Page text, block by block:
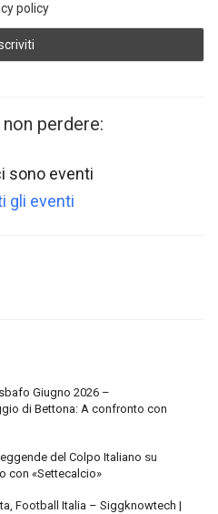
policy
perdere:
sono eventi
gli eventi
Giugno 2026 –
di Bettona: A confronto con
del Colpo Italiano su
con «Settecalcio»
Football Italia – Siggknowtech |